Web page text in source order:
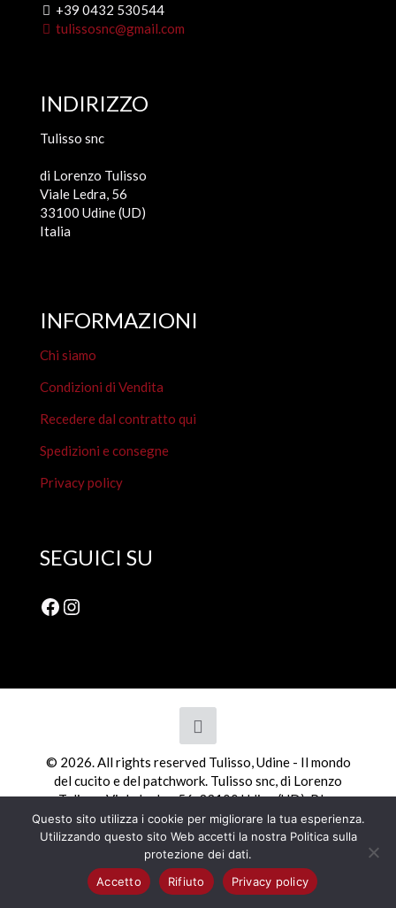
+39 0432 530544
tulissosnc@gmail.com
INDIRIZZO
Tulisso snc
di Lorenzo Tulisso
Viale Ledra, 56
33100 Udine (UD)
Italia
INFORMAZIONI
Chi siamo
Condizioni di Vendita
Recedere dal contratto qui
Spedizioni e consegne
Privacy policy
SEGUICI SU
Facebook
Instagram
© 2026. All rights reserved Tulisso, Udine - Il mondo
del cucito e del patchwork. Tulisso snc, di Lorenzo
Tulisso, Viale Ledra, 56, 33100 Udine (UD). P.Iva
01798110308
Questo sito utilizza i cookie per migliorare la tua esperienza.
Utilizzando questo sito Web accetti la nostra Politica sulla
protezione dei dati.
Accetto
Rifiuto Privacy policy